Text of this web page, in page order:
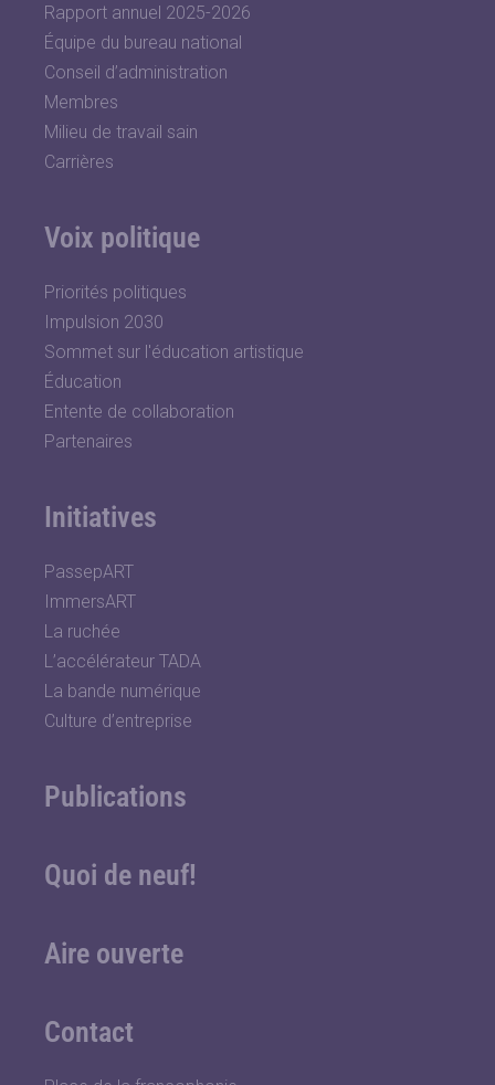
Rapport annuel 2025-2026
Équipe du bureau national
Conseil d’administration
Membres
Milieu de travail sain
Carrières
Voix politique
Priorités politiques
Impulsion 2030
Sommet sur l'éducation artistique
Éducation
Entente de collaboration
Partenaires
Initiatives
PassepART
ImmersART
La ruchée
L’accélérateur TADA
La bande numérique
Culture d’entreprise
Publications
Quoi de neuf!
Aire ouverte
Contact